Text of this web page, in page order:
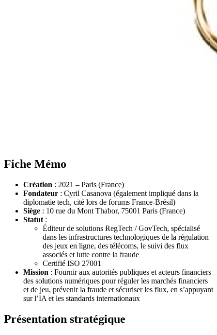
Fiche Mémo
Création : 2021 – Paris (France)
Fondateur : Cyril Casanova (également impliqué dans la
diplomatie tech, cité lors de forums France‑Brésil)
Siège : 10 rue du Mont Thabor, 75001 Paris (France)
Statut :
Éditeur de solutions RegTech / GovTech, spécialisé
dans les infrastructures technologiques de la régulation
des jeux en ligne, des télécoms, le suivi des flux
associés et lutte contre la fraude
Certifié ISO 27001
Mission : Fournir aux autorités publiques et acteurs financiers
des solutions numériques pour réguler les marchés financiers
et de jeu, prévenir la fraude et sécuriser les flux, en s’appuyant
sur l’IA et les standards internationaux
Présentation stratégique